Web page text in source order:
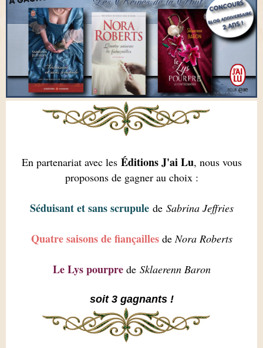
En partenariat avec lesÉditions J'ai Lu, nous vous
proposons de gagner au choix :
Séduisant et sans scrupulede Sabrina Jeffries
Quatre saisons de fiançaillesdeNora Roberts
Le Lys pourprede Sklaerenn Baron
soit 3 gagnants !